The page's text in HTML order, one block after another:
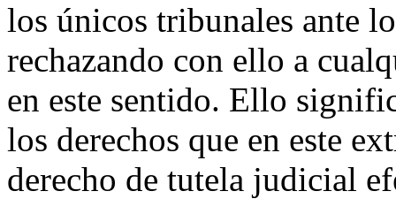
los únicos tribunales ante
rechazando con ello a
en este sentido. Ello
los derechos que en este
derecho de tutela judicial